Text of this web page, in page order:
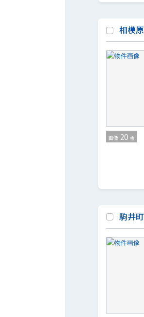
相模
画像 20 枚
駒井